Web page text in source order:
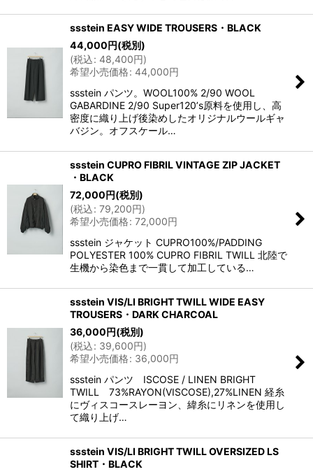
ssstein EASY WIDE TROUSERS・BLACK
44,000円(税別)
(税込: 48,400円)
希望小売価格: 44,000円
ssstein パンツ。WOOL100% 2/90 WOOL
GABARDINE 2/90 Super120ʼs原料を使用し、高
密度に織り上げ後染めしたオリジナルウールギャ
バジン。オフスケール…
ssstein CUPRO FIBRIL VINTAGE ZIP JACKET
・BLACK
72,000円(税別)
(税込: 79,200円)
希望小売価格: 72,000円
ssstein ジャケット CUPRO100%/PADDING
POLYESTER 100% CUPRO FIBRIL TWILL 北陸で
生機から染色まで一貫して加工している…
ssstein VIS/LI BRIGHT TWILL WIDE EASY
TROUSERS・DARK CHARCOAL
36,000円(税別)
(税込: 39,600円)
希望小売価格: 36,000円
ssstein パンツ ISCOSE / LINEN BRIGHT
TWILL 73%RAYON(VISCOSE),27%LINEN 経糸
にヴィスコースレーヨン、緯糸にリネンを使用し
て織り上げ…
ssstein VIS/LI BRIGHT TWILL OVERSIZED LS
SHIRT・BLACK